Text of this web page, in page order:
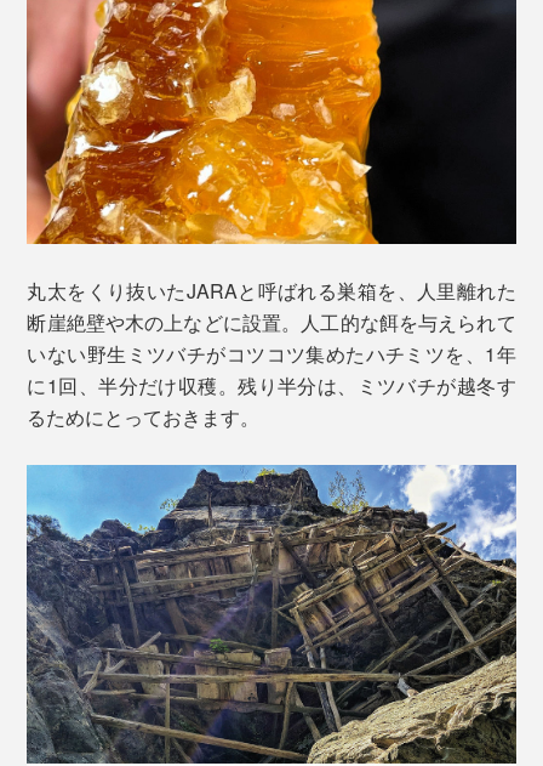
丸太をくり抜いたJARAと呼ばれる巣箱を、人里離れた
断崖絶壁や木の上などに設置。人工的な餌を与えられて
いない野生ミツバチがコツコツ集めたハチミツを、1年
に1回、半分だけ収穫。残り半分は、ミツバチが越冬す
るためにとっておきます。